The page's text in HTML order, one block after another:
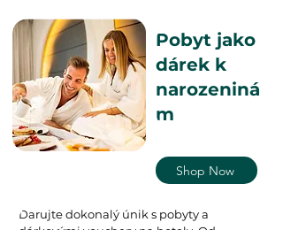
Pobyt jako
dárek k
narozeniná
m
Shop Now
Darujte dokonalý únik s pobyty a